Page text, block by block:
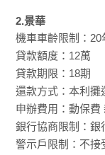
2.景華
機車車齡限制：20
貸款額度：12萬
貸款期限：18期
還款方式：本利攤
申辦費用：動保費
銀行協商限制：銀
警示戶限制：不接